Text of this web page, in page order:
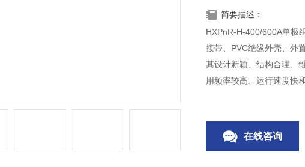
简要描述：
HXPnR-H-400/600A单极
接带、PVC绝缘外壳、外
其设计新颖、结构合理、
用频率较高、运行速度快
在线咨询